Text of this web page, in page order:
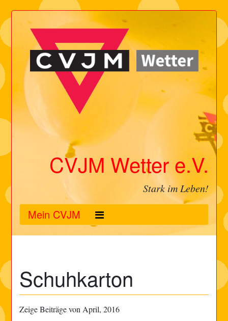
CVJM Wetter e.V.
Stark im Leben!
Mein CVJM
Schuhkarton
Zeige Beiträge von April, 2016